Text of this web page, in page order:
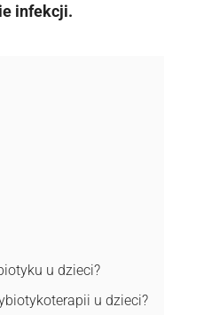
infekcji.
u dzieci?
u dzieci?